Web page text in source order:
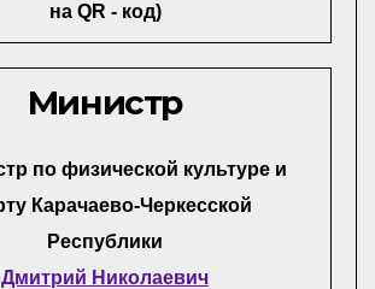
на QR - код)
Министр
Дмитрий Николаевич